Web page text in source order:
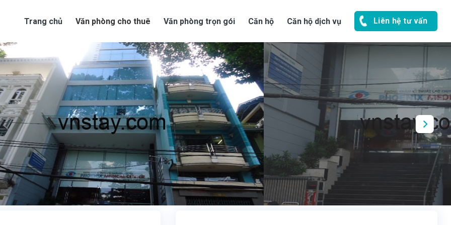
Trang chủ Văn phòng cho thuê Văn phòng trọn gói Căn hộ Căn hộ dịch vụ Liên hệ tư vấn